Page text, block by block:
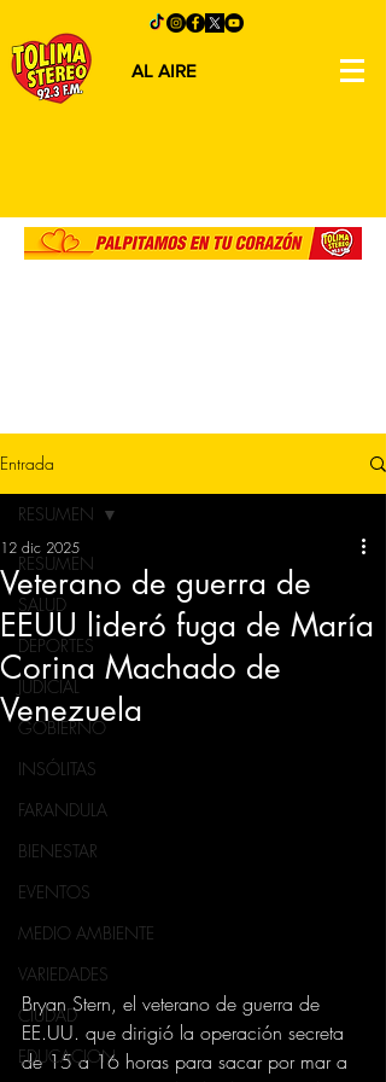
AL AIRE
Entrada
RESUMEN
SALUD
DEPORTES
JUDICIAL
GOBIERNO
INSÓLITAS
FARANDULA
BIENESTAR
EVENTOS
MEDIO AMBIENTE
VARIEDADES
CIUDAD
EDUCACION
RESUMEN
Veterano de guerra de
EEUU lideró fuga de María
Corina Machado de
Venezuela
12 dic 2025
Bryan Stern, el veterano de guerra de
EE.UU. que dirigió la operación secreta
de 15 a 16 horas para sacar por mar a